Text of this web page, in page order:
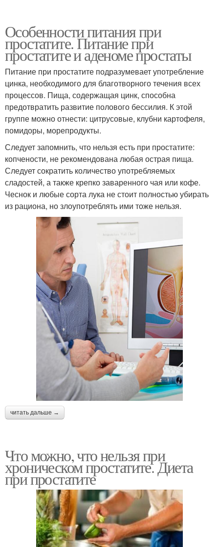
Особенности питания при
простатите. Питание при
простатите и аденоме простаты
Питание при простатите подразумевает употребление
цинка, необходимого для благотворного течения всех
процессов. Пища, содержащая цинк, способна
предотвратить развитие полового бессилия. К этой
группе можно отнести: цитрусовые, клубни картофеля,
помидоры, морепродукты.
Следует запомнить, что нельзя есть при простатите:
копчености, не рекомендована любая острая пища.
Следует сократить количество употребляемых
сладостей, а также крепко заваренного чая или кофе.
Чеснок и любые сорта лука не стоит полностью убирать
из рациона, но злоупотреблять ими тоже нельзя.
читать дальше →
Что можно, что нельзя при
хроническом простатите. Диета
при простатите